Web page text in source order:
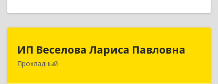
ИП Веселова Лариса Павловна
Прохладный